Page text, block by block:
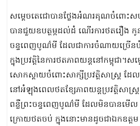
សម្ដេចតេជោបានថ្លែងអំណរគុណចំពោះស
បានជួយឧបត្ថម្ភដល់ដំ ណើរការថតរឿង កូ
ចន្ទពេញបូណ៌មី ដែលជាការចំណាយច្រើន
ក្នុងប្រវត្តិនៃការថតភាពយន្តនៅកម្ពុជា។
សោកស្ដាយចំពោះសាក្សីប្រវត្តិសាស្ត្រ ដ
នៅអំឡុងពេលថតខ្សែភាពយន្តប្រវត្តិសាស្
ពន្លឺព្រះចន្ទពេញបូណ៌មី ដែលមិនបានមើល
ក្រោយថតចប់ ក្នុងនោះមានដូចជាឯកឧត្ដ